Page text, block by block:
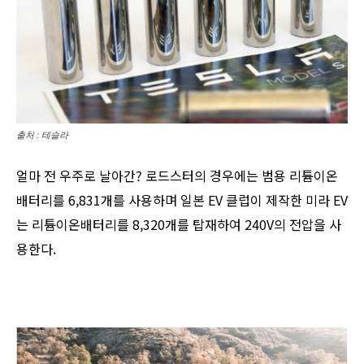
출처 : 테슬라
얼마 전 우주로 날아간? 로드스터의 경우에는 범용 리튬이온
배터리를 6,831개를 사용하며 일본 EV 클럽이 제작한 미라 EV
는 리튬이온배터리를 8,320개를 탑재하여 240V의 전압을 사
용한다.